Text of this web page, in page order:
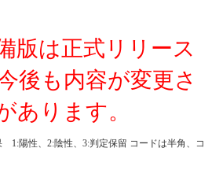
版は正式リリース
後も内容が変更さ
あります。
1:陽性、2:陰性、3:判定保留 コードは半角、コ